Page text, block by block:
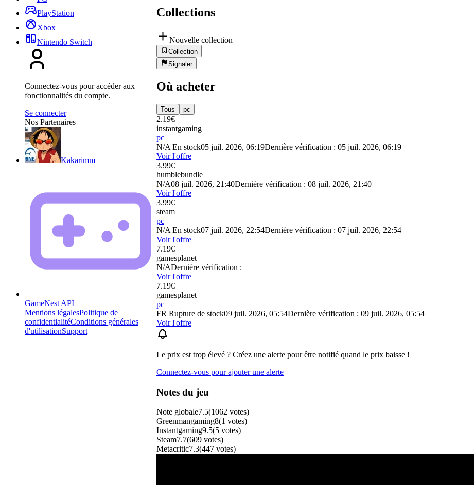
PlayStation
Xbox
Nintendo Switch
Connectez-vous pour accéder aux
fonctionnalités du compte.
Se connecter
Nos Partenaires
Kakarimm
GameNest API
Mentions légalesPolitique de
confidentialitéConditions générales
d'utilisationSupport
Collections
Nouvelle collection
Collection
Signaler
Où acheter
Tous pc
2.19€
instantgaming
pc
N/A En stock05 juil. 2026, 06:19Dernière vérification : 05 juil. 2026, 06:19
Voir l'offre
3.99€
humblebundle
N/A08 juil. 2026, 21:40Dernière vérification : 08 juil. 2026, 21:40
Voir l'offre
3.99€
steam
pc
N/A En stock07 juil. 2026, 22:54Dernière vérification : 07 juil. 2026, 22:54
Voir l'offre
7.19€
gamesplanet
N/ADernière vérification :
Voir l'offre
7.19€
gamesplanet
pc
FR Rupture de stock09 juil. 2026, 05:54Dernière vérification : 09 juil. 2026, 05:54
Voir l'offre
Le prix est trop élevé ? Créez une alerte pour être notifié quand le prix baisse !
Connectez-vous pour ajouter une alerte
Notes du jeu
Note globale7.5(1062 votes)
Greenmangaming8(1 votes)
Instantgaming9.5(5 votes)
Steam7.7(609 votes)
Metacritic7.3(447 votes)